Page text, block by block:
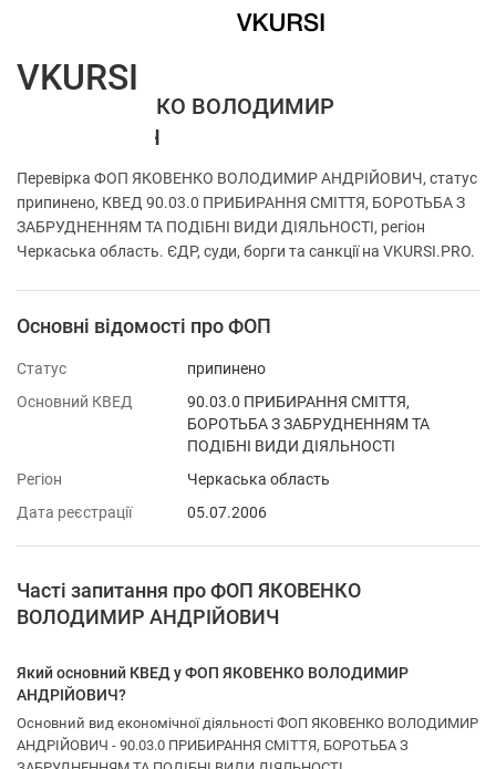
ФОП ЯКОВЕНКО ВОЛОДИМИР
АНДРІЙОВИЧ
Перевірка ФОП ЯКОВЕНКО ВОЛОДИМИР АНДРІЙОВИЧ, статус
припинено, КВЕД 90.03.0 ПРИБИРАННЯ СМІТТЯ, БОРОТЬБА З
ЗАБРУДНЕННЯМ ТА ПОДІБНІ ВИДИ ДІЯЛЬНОСТІ, регіон
Черкаська область. ЄДР, суди, борги та санкції на VKURSI.PRO.
Основні відомості про ФОП
Статус
припинено
Основний КВЕД
90.03.0 ПРИБИРАННЯ СМІТТЯ,
БОРОТЬБА З ЗАБРУДНЕННЯМ ТА
ПОДІБНІ ВИДИ ДІЯЛЬНОСТІ
Регіон
Черкаська область
Дата реєстрації
05.07.2006
Часті запитання про ФОП ЯКОВЕНКО
ВОЛОДИМИР АНДРІЙОВИЧ
Який основний КВЕД у ФОП ЯКОВЕНКО ВОЛОДИМИР
АНДРІЙОВИЧ?
Основний вид економічної діяльності ФОП ЯКОВЕНКО ВОЛОДИМИР
АНДРІЙОВИЧ - 90.03.0 ПРИБИРАННЯ СМІТТЯ, БОРОТЬБА З
VKURSI